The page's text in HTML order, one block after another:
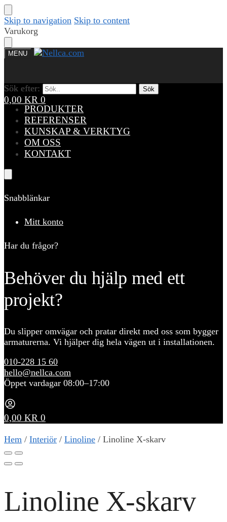
Skip to navigation Skip to content
Varukorg
MENU
Sök efter: Sök
0,00 KR 0
Sök efter: Sök
PRODUKTER
REFERENSER
KUNSKAP & VERKTYG
OM OSS
KONTAKT
Snabblänkar
Mitt konto
Har du frågor?
Behöver du hjälp med ett
projekt?
Du slipper omvägar och pratar direkt med oss som bygger
armaturerna. Vi hjälper dig hela vägen ut i installationen.
010-228 15 60
hello@nellca.com
Öppet vardagar 08:00–17:00
0,00 KR 0
Hem / Interiör / Linoline / Linoline X-skarv
Linoline X-skarv